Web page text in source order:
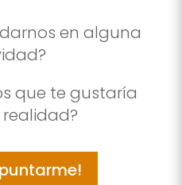
en alguna
que te gustaría